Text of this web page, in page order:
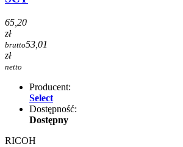
65,20
zł
brutto53,01
zł
netto
Producent:
Select
Dostępność:
Dostępny
RICOH